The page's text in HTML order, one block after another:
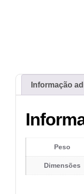
Informação
Peso
Dimensões